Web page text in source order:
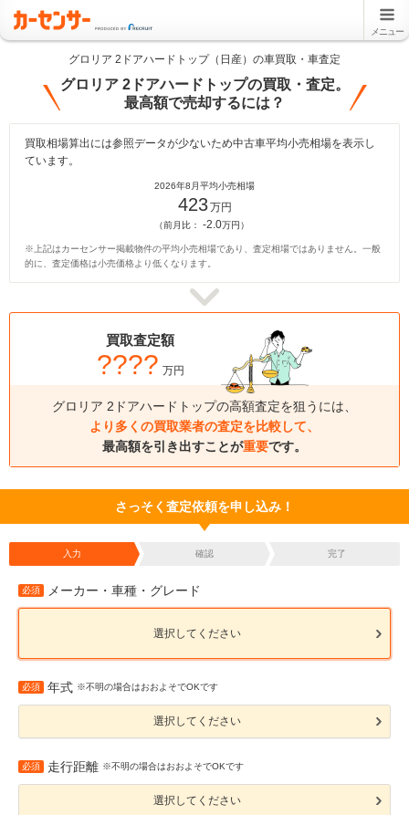
メニュー
グロリア 2ドアハードトップ（日産）の車買取・車査定
グロリア 2ドアハードトップの買取・査定。
最高額で売却するには？
買取相場算出には参照データが少ないため中古車平均小売相場を表示し
ています。
2026年8月平均小売相場
423万円
（前月比： -2.0万円）
※上記はカーセンサー掲載物件の平均小売相場であり、査定相場ではありません。一般
的に、査定価格は小売価格より低くなります。
買取査定額
???? 万円
グロリア 2ドアハードトップの高額査定を狙うには、
より多くの買取業者の査定を比較して、
最高額を引き出すことが重要です。
さっそく査定依頼を申し込み！
入力 確認 完了
必須 メーカー・車種・グレード
選択してください
必須 年式 ※不明の場合はおおよそでOKです
選択してください
必須 走行距離 ※不明の場合はおおよそでOKです
選択してください